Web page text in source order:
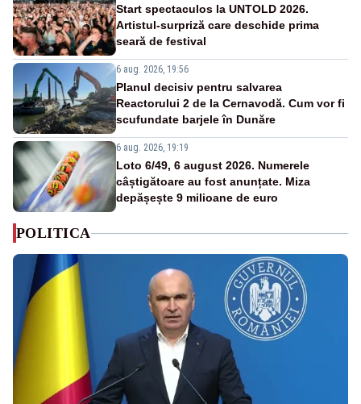
Start spectaculos la UNTOLD 2026.
Artistul-surpriză care deschide prima
seară de festival
6 aug. 2026, 19:56
Planul decisiv pentru salvarea
Reactorului 2 de la Cernavodă. Cum vor fi
scufundate barjele în Dunăre
6 aug. 2026, 19:19
Loto 6/49, 6 august 2026. Numerele
câștigătoare au fost anunțate. Miza
depășește 9 milioane de euro
POLITICA